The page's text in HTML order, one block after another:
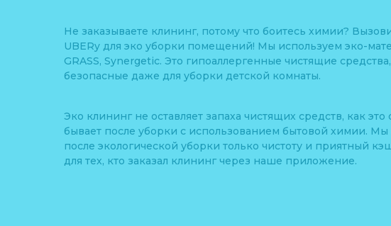
Не заказываете клининг, потому что боитесь химии?
UBERy для эко уборки помещений! Мы используем эко-
GRASS, Synergetic. Это гипоаллергенные чистящие
безопасные даже для уборки детской комнаты.
Эко клининг не оставляет запаха чистящих средств, как это
бывает после уборки с использованием бытовой химии. Мы
после экологической уборки только чистоту и приятный
для тех, кто заказал клининг через наше приложение.